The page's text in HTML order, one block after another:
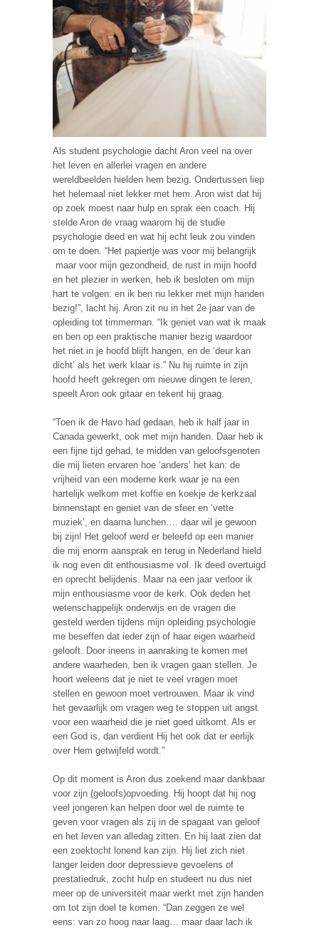
Als student psychologie dacht Aron veel na over
het leven en allerlei vragen en andere
wereldbeelden hielden hem bezig. Ondertussen liep
het helemaal niet lekker met hem. Aron wist dat hij
op zoek moest naar hulp en sprak een coach. Hij
stelde Aron de vraag waarom hij de studie
psychologie deed en wat hij echt leuk zou vinden
om te doen. “Het papiertje was voor mij belangrijk
maar voor mijn gezondheid, de rust in mijn hoofd
en het plezier in werken, heb ik besloten om mijn
hart te volgen: en ik ben nu lekker met mijn handen
bezig!”, lacht hij. Aron zit nu in het 2e jaar van de
opleiding tot timmerman. “Ik geniet van wat ik maak
en ben op een praktische manier bezig waardoor
het niet in je hoofd blijft hangen, en de ‘deur kan
dicht’ als het werk klaar is.” Nu hij ruimte in zijn
hoofd heeft gekregen om nieuwe dingen te leren,
speelt Aron ook gitaar en tekent hij graag.
“Toen ik de Havo had gedaan, heb ik half jaar in
Canada gewerkt, ook met mijn handen. Daar heb ik
een fijne tijd gehad, te midden van geloofsgenoten
die mij lieten ervaren hoe ‘anders’ het kan: de
vrijheid van een moderne kerk waar je na een
hartelijk welkom met koffie en koekje de kerkzaal
binnenstapt en geniet van de sfeer en ‘vette
muziek’, en daarna lunchen…. daar wil je gewoon
bij zijn! Het geloof werd er beleefd op een manier
die mij enorm aansprak en terug in Nederland hield
ik nog even dit enthousiasme vol. Ik deed overtuigd
en oprecht belijdenis. Maar na een jaar verloor ik
mijn enthousiasme voor de kerk. Ook deden het
wetenschappelijk onderwijs en de vragen die
gesteld werden tijdens mijn opleiding psychologie
me beseffen dat ieder zijn of haar eigen waarheid
gelooft. Door ineens in aanraking te komen met
andere waarheden, ben ik vragen gaan stellen. Je
hoort weleens dat je niet te veel vragen moet
stellen en gewoon moet vertrouwen. Maar ik vind
het gevaarlijk om vragen weg te stoppen uit angst
voor een waarheid die je niet goed uitkomt. Als er
een God is, dan verdient Hij het ook dat er eerlijk
over Hem getwijfeld wordt.”
Op dit moment is Aron dus zoekend maar dankbaar
voor zijn (geloofs)opvoeding. Hij hoopt dat hij nog
veel jongeren kan helpen door wel de ruimte te
geven voor vragen als zij in de spagaat van geloof
en het leven van alledag zitten. En hij laat zien dat
een zoektocht lonend kan zijn. Hij liet zich niet
langer leiden door depressieve gevoelens of
prestatiedruk, zocht hulp en studeert nu dus niet
meer op de universiteit maar werkt met zijn handen
om tot zijn doel te komen. “Dan zeggen ze wel
eens: van zo hoog naar laag… maar daar lach ik